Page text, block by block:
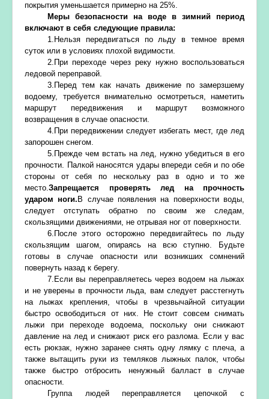
покрытия уменьшается примерно на 25%.
Меры безопасности на воде в зимний период
включают в себя следующие правила:
1.Нельзя передвигаться по льду в темное время
суток или в условиях плохой видимости.
2.При переходе через реку нужно воспользоваться
ледовой переправой.
3.Перед тем как начать движение по замерзшему
водоему, требуется внимательно осмотреться, наметить
маршрут передвижения и маршрут возможного
возвращения в случае опасности.
4.При передвижении следует избегать мест, где лед
запорошен снегом.
5.Прежде чем встать на лед, нужно убедиться в его
прочности. Палкой наносятся удары впереди себя и по обе
стороны от себя по нескольку раз в одно и то же
место.Запрещается проверять лед на прочность
ударом ноги. В случае появления на поверхности воды,
следует отступать обратно по своим же следам,
скользящими движениями, не отрывая ног от поверхности.
6.После этого осторожно передвигайтесь по льду
скользящим шагом, опираясь на всю ступню. Будьте
готовы в случае опасности или возникших сомнений
повернуть назад к берегу.
7.Если вы переправляетесь через водоем на лыжах
и не уверены в прочности льда, вам следует расстегнуть
на лыжах крепления, чтобы в чрезвычайной ситуации
быстро освободиться от них. Не стоит совсем снимать
лыжи при переходе водоема, поскольку они снижают
давление на лед и снижают риск его разлома. Если у вас
есть рюкзак, нужно заранее снять одну лямку с плеча, а
также вытащить руки из темляков лыжных палок, чтобы
также быстро отбросить ненужный балласт в случае
опасности.
Группа людей переправляется цепочкой с